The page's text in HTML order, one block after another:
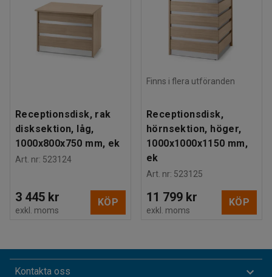
Receptionsdisk, rak
disksektion, låg,
1000x800x750 mm, ek
Art. nr: 523124
3 445 kr
exkl. moms
KÖP
Finns i flera utföranden
Receptionsdisk,
hörnsektion, höger,
1000x1000x1150 mm,
ek
Art. nr: 523125
11 799 kr
exkl. moms
KÖP
Kontakta oss